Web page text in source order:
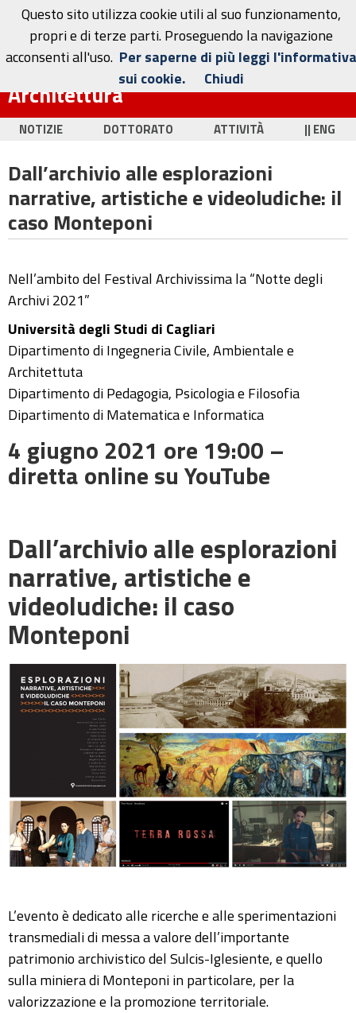
Dottorato in Ingegneria Civile e
Architettura
NOTIZIE DOTTORATO ATTIVITÀ || ENG
Dall’archivio alle esplorazioni
narrative, artistiche e videoludiche: il
caso Monteponi
Nell’ambito del Festival Archivissima la “Notte degli
Archivi 2021”
Università degli Studi di Cagliari
Dipartimento di Ingegneria Civile, Ambientale e
Architettuta
Dipartimento di Pedagogia, Psicologia e Filosofia
Dipartimento di Matematica e Informatica
4 giugno 2021 ore 19:00 –
diretta online su YouTube
Dall’archivio alle esplorazioni
narrative, artistiche e
videoludiche: il caso
Monteponi
L’evento è dedicato alle ricerche e alle sperimentazioni
transmediali di messa a valore dell’importante
patrimonio archivistico del Sulcis-Iglesiente, e quello
sulla miniera di Monteponi in particolare, per la
valorizzazione e la promozione territoriale.
Questo sito utilizza cookie utili al suo funzionamento,
propri e di terze parti. Proseguendo la navigazione
acconsenti all'uso. Per saperne di più leggi l'informativa
sui cookie.
Chiudi